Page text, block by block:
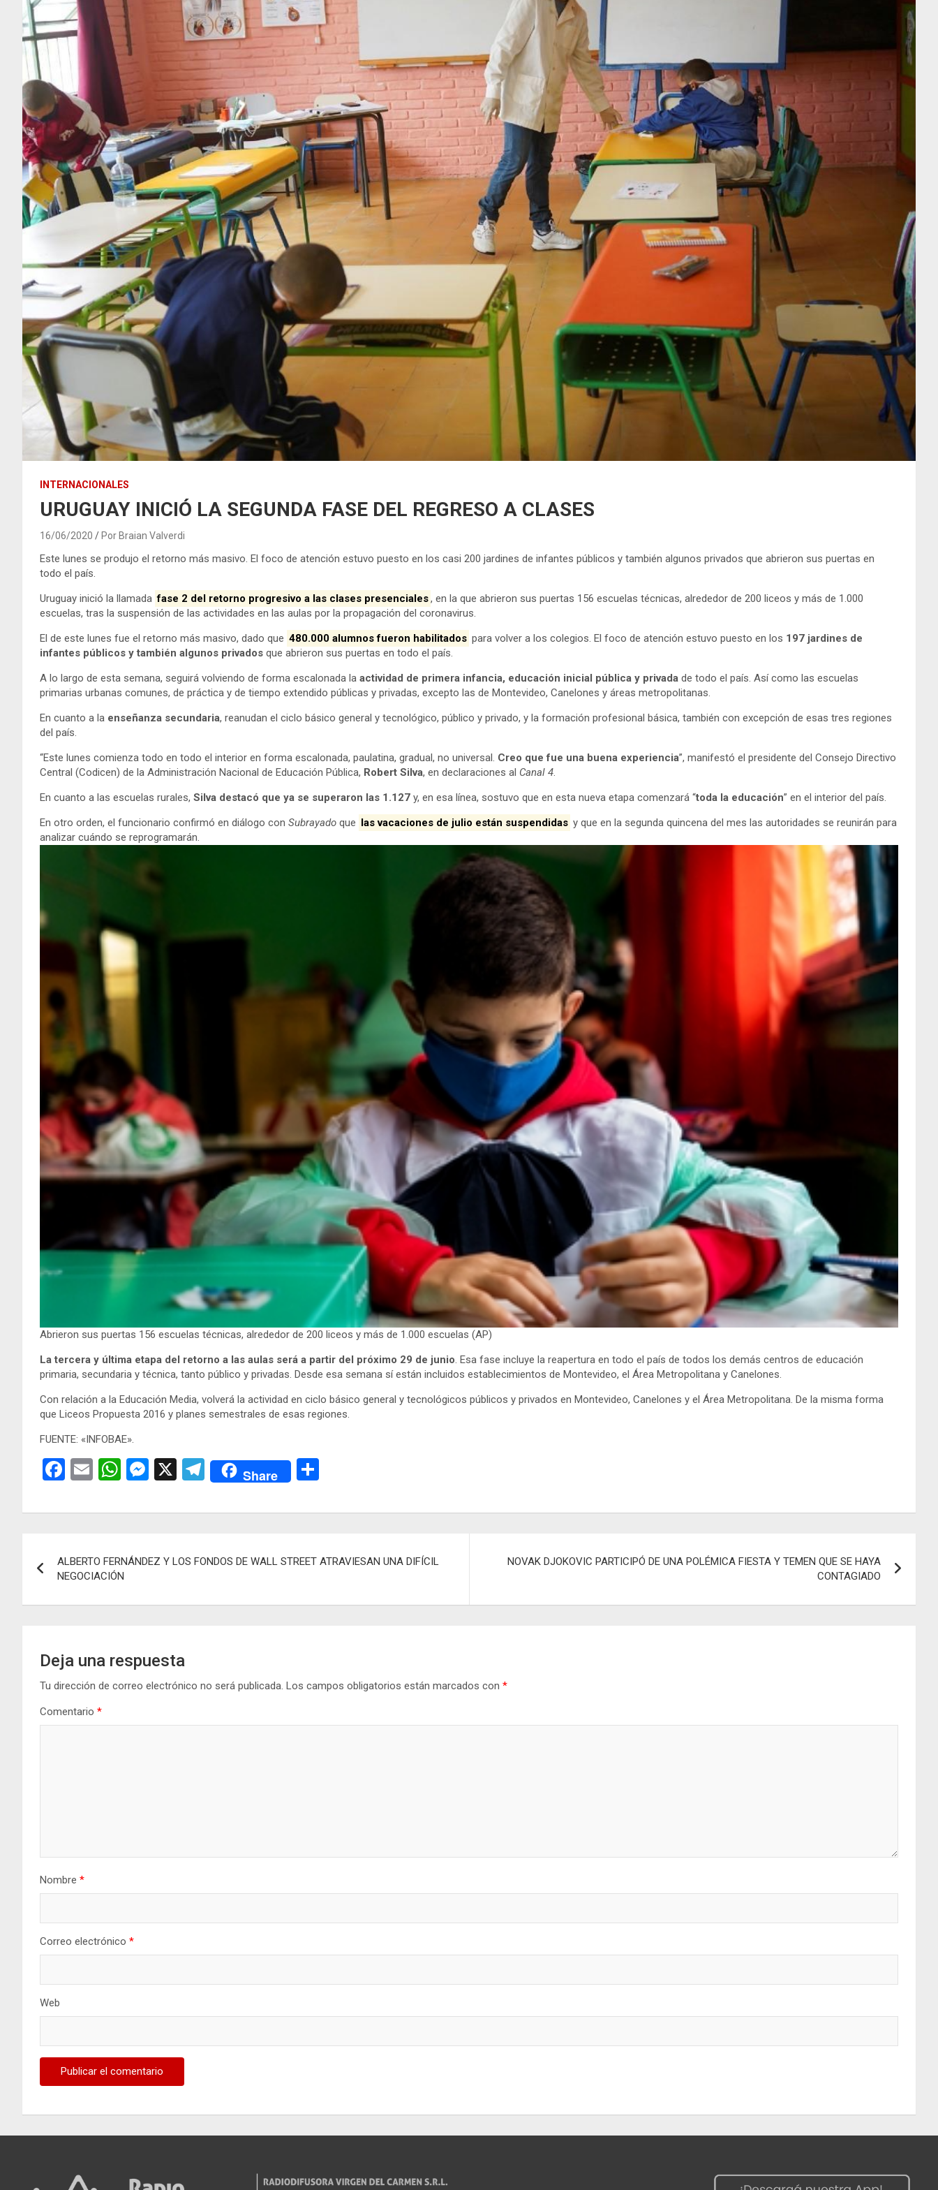
INTERNACIONALES
URUGUAY INICIÓ LA SEGUNDA FASE DEL REGRESO A CLASES
16/06/2020 Por Braian Valverdi
Este lunes se produjo el retorno más masivo. El foco de atención estuvo puesto en los casi 200 jardines de infantes públicos y también algunos privados que abrieron sus puertas en
todo el país.
Uruguay inició la llamada fase 2 del retorno progresivo a las clases presenciales, en la que abrieron sus puertas 156 escuelas técnicas, alrededor de 200 liceos y más de 1.000
escuelas, tras la suspensión de las actividades en las aulas por la propagación del coronavirus.
El de este lunes fue el retorno más masivo, dado que 480.000 alumnos fueron habilitados para volver a los colegios. El foco de atención estuvo puesto en los 197 jardines de
infantes públicos y también algunos privados que abrieron sus puertas en todo el país.
A lo largo de esta semana, seguirá volviendo de forma escalonada la actividad de primera infancia, educación inicial pública y privada de todo el país. Así como las escuelas
primarias urbanas comunes, de práctica y de tiempo extendido públicas y privadas, excepto las de Montevideo, Canelones y áreas metropolitanas.
En cuanto a la enseñanza secundaria, reanudan el ciclo básico general y tecnológico, público y privado, y la formación profesional básica, también con excepción de esas tres regiones
del país.
“Este lunes comienza todo en todo el interior en forma escalonada, paulatina, gradual, no universal. Creo que fue una buena experiencia”, manifestó el presidente del Consejo Directivo
Central (Codicen) de la Administración Nacional de Educación Pública, Robert Silva, en declaraciones al Canal 4.
En cuanto a las escuelas rurales, Silva destacó que ya se superaron las 1.127 y, en esa línea, sostuvo que en esta nueva etapa comenzará “toda la educación” en el interior del país.
En otro orden, el funcionario confirmó en diálogo con Subrayado que las vacaciones de julio están suspendidas y que en la segunda quincena del mes las autoridades se reunirán para
analizar cuándo se reprogramarán.
Abrieron sus puertas 156 escuelas técnicas, alrededor de 200 liceos y más de 1.000 escuelas (AP)
La tercera y última etapa del retorno a las aulas será a partir del próximo 29 de junio. Esa fase incluye la reapertura en todo el país de todos los demás centros de educación
primaria, secundaria y técnica, tanto público y privadas. Desde esa semana sí están incluidos establecimientos de Montevideo, el Área Metropolitana y Canelones.
Con relación a la Educación Media, volverá la actividad en ciclo básico general y tecnológicos públicos y privados en Montevideo, Canelones y el Área Metropolitana. De la misma forma
que Liceos Propuesta 2016 y planes semestrales de esas regiones.
FUENTE: «INFOBAE».
F
ce
o
o
k
E
ail
W
at
A
p
p
M
se
g
X
T
el
e
a
Share
m
ar
de
entradas
ALBERTO FERNÁNDEZ Y LOS FONDOS DE WALL STREET ATRAVIESAN UNA DIFÍCIL
NEGOCIACIÓN
NOVAK DJOKOVIC PARTICIPÓ DE UNA POLÉMICA FIESTA Y TEMEN QUE SE HAYA
CONTAGIADO
Deja una respuesta
Tu dirección de correo electrónico no será publicada. Los campos obligatorios están marcados con *
Comentario *
Nombre *
Correo electrónico *
Web